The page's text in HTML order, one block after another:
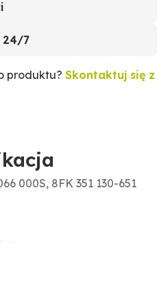
24/7
produktu? Skontaktuj się z
000S, 8FK 351 130-651